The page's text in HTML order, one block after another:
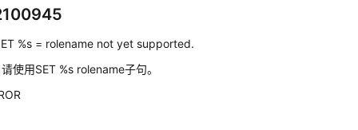
%s = rolename not yet supported.
请使用SET %s rolename子句。